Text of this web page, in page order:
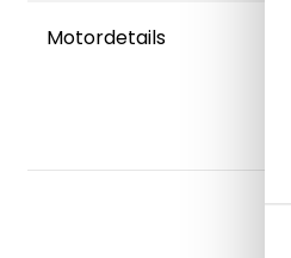
Motordetails